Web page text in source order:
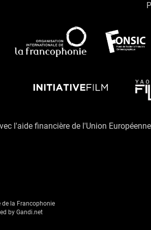
l'aide financière de l'Union
la Francophonie
by Gandi.net